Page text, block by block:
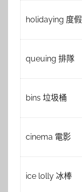
holidaying 度假
queuing 排隊
bins 垃圾桶
cinema 電影
ice lolly 冰棒